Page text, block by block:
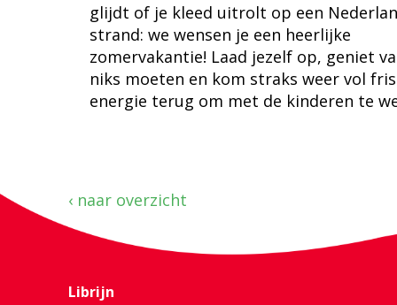
glijdt of je kleed uitrolt op een
strand: we wensen je een heerlijke
zomervakantie! Laad jezelf op, geniet
niks moeten en kom straks weer vol
energie terug om met de kinderen te
‹ naar overzicht
Librijn